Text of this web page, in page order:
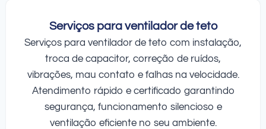
Serviços para ventilador de teto
Serviços para ventilador de teto com instalação,
troca de capacitor, correção de ruídos,
vibrações, mau contato e falhas na velocidade.
Atendimento rápido e certificado garantindo
segurança, funcionamento silencioso e
ventilação eficiente no seu ambiente.